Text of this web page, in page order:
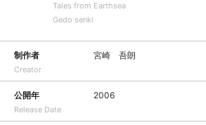
Tales from Earthsea
Gedo senki
制作者
Creator
宮崎 吾朗
公開年
Release Date
2006